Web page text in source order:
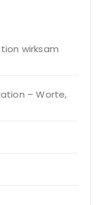
wirksam
– Worte,